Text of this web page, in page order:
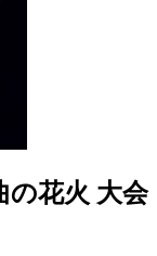
の花火 大会